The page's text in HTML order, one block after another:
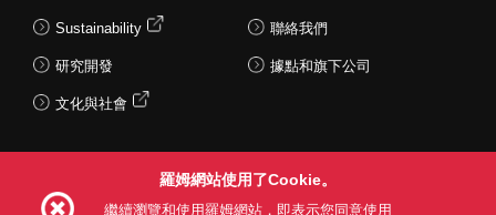
Sustainability
研究開發
文化與社會
聯絡我們
據點和旗下公司
羅姆網站使用了Cookie。
繼續瀏覽和使用羅姆網站，即表示您同意使用